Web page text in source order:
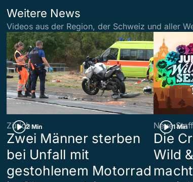
Weitere News
Videos aus der Region, der Schweiz und aller
2 Min
Zürich
Zwei Männer sterben
bei Unfall mit
gestohlenem Motorrad
1 Min
Neue
Die
Wild